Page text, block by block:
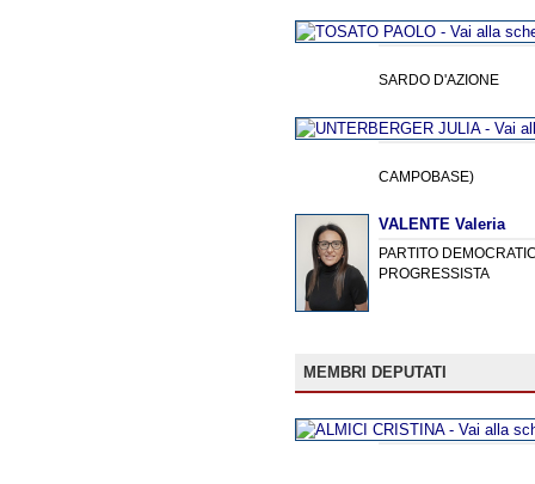
SARDO D'AZIONE
CAMPOBASE)
VALENTE Valeria
PARTITO
PROGRESSISTA
MEMBRI DEPUTATI